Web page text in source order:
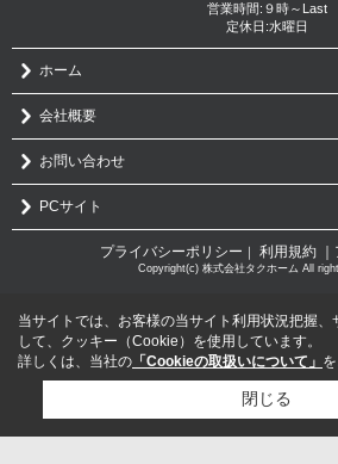
営業時間:９時～Last
定休日:水曜日
ホーム
会社概要
お問い合わせ
PCサイト
プライバシーポリシー 利用規約
Copyright(c) 株式会社タクホーム All
当サイトでは、お客様の当サイト利用状況把握、
して、クッキー（Cookie）を使用しています。
詳しくは、当社の 「Cookieの取扱いについて」
閉じる